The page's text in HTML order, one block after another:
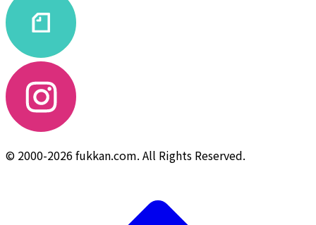
© 2000-2026 fukkan.com. All Rights Reserved.